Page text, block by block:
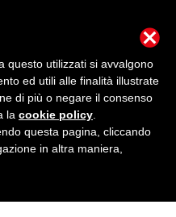
Mondo
ITALIANI CHE
A QUELLI
SOCIETÀ E A CHI È
...
questo utilizzati si avvalgono
ed utili alle finalità illustrate
di più o negare il consenso
la cookie policy
questa pagina, cliccando
in altra maniera,